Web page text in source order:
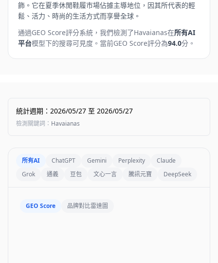
飾。它在夏季休閒鞋履市場佔據主導地位，因其所代表的輕
鬆、活力、時尚的生活方式而享譽全球。
通過GEO Score評分系統，我們檢測了Havaianas在所有AI
平台模型下的搜尋可見度。 當前GEO Score評分為94.0分。
統計週期 ： 2026/05/27 至 2026/05/27
檢測關鍵詞 ： Havaianas
所有AI ChatGPT Gemini Perplexity
Claude
Grok
通義 豆包 文心一言 騰訊元寶 DeepSeek
GEO Score 品牌對比雷達圖